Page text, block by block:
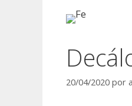
20/04/2020 por